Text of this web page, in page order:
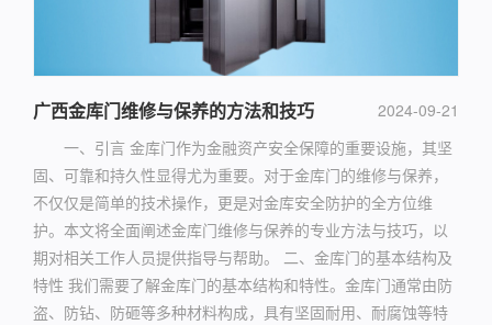
2024-09-21
广西金库门维修与保养的方法和技巧
一、引言 金库门作为金融资产安全保障的重要设施，其坚
固、可靠和持久性显得尤为重要。对于金库门的维修与保养，
不仅仅是简单的技术操作，更是对金库安全防护的全方位维
护。本文将全面阐述金库门维修与保养的专业方法与技巧，以
期对相关工作人员提供指导与帮助。 二、金库门的基本结构及
特性 我们需要了解金库门的基本结构和特性。金库门通常由防
盗、防钻、防砸等多种材料构成，具有坚固耐用、耐腐蚀等特